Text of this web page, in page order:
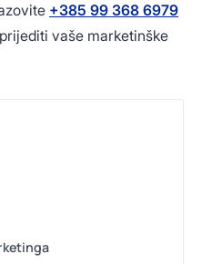
+385 99 368 6979
vaše marketinške